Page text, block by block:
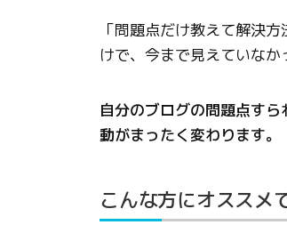
「問題点だけ教えて解決
けで、今まで見えていなか
自分のブログの問題点す
動がまったく変わります。
こんな方にオススメ